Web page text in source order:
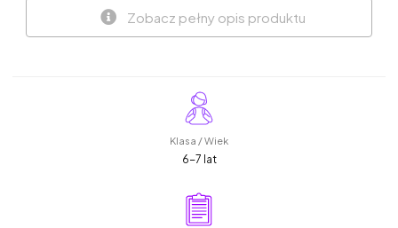
Zobacz pełny opis produktu
Klasa / Wiek
6-7 lat